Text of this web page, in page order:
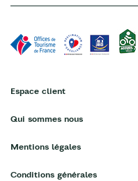
Espace client
Qui sommes nous
Mentions légales
Conditions générales